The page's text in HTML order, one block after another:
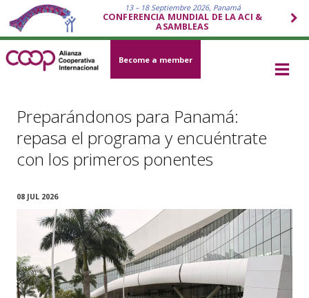
13 – 18 Septiembre 2026, Panamá
CONFERENCIA MUNDIAL DE LA ACI &
ASAMBLEAS
Become a member
Preparándonos para Panamá:
repasa el programa y encuéntrate
con los primeros ponentes
08 JUL 2026